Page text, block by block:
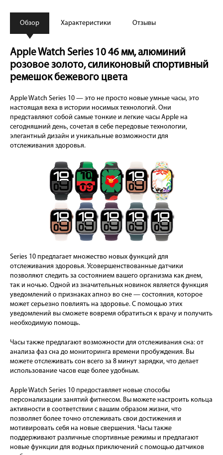
Обзор Характеристики Отзывы
Apple Watch Series 10 46 мм, алюминий
розовое золото, силиконовый спортивный
ремешок бежевого цвета
Apple Watch Series 10 — это не просто новые умные часы, это
настоящая веха в истории носимых технологий. Они
представляют собой самые тонкие и легкие часы Apple на
сегодняшний день, сочетая в себе передовые технологии,
элегантный дизайн и уникальные возможности для
отслеживания здоровья.
Series 10 предлагает множество новых функций для
отслеживания здоровья. Усовершенствованные датчики
позволяют следить за состоянием вашего организма как днем,
так и ночью. Одной из значительных новинок является функция
уведомлений о признаках апноэ во сне — состояния, которое
может серьезно повлиять на здоровье. С помощью этих
уведомлений вы сможете вовремя обратиться к врачу и получить
необходимую помощь.
Часы также предлагают возможности для отслеживания сна: от
анализа фаз сна до мониторинга времени пробуждения. Вы
можете отслеживать сон всего за 8 минут зарядки, что делает
использование часов еще более удобным.
Apple Watch Series 10 предоставляет новые способы
персонализации занятий фитнесом. Вы можете настроить кольца
активности в соответствии с вашим образом жизни, что
позволяет более точно отслеживать свои достижения и
мотивировать себя на новые свершения. Часы также
поддерживают различные спортивные режимы и предлагают
новые функции для водных приключений с помощью датчиков